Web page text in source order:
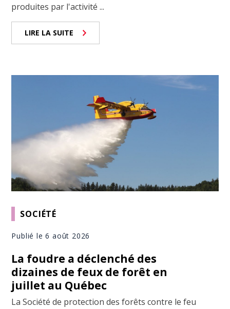
produites par l'activité ...
LIRE LA SUITE
SOCIÉTÉ
Publié le 6 août 2026
La foudre a déclenché des
dizaines de feux de forêt en
juillet au Québec
La Société de protection des forêts contre le feu